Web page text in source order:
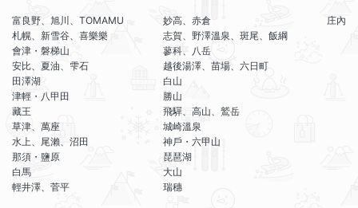
富良野、旭川、TOMAMU
札幌、新雪谷、喜樂樂
會津・磐梯山
安比、夏油、雫石
田澤湖
津輕・八甲田
藏王
草津、萬座
水上、尾瀨、沼田
那須・鹽原
白馬
輕井澤、菅平
妙高、赤倉
志賀、野澤溫泉、斑尾、飯綱
蓼科、八岳
越後湯澤、苗場、六日町
白山
勝山
飛驒、高山、鷲岳
城崎溫泉
神戶・六甲山
琵琶湖
大山
瑞穗
庄內